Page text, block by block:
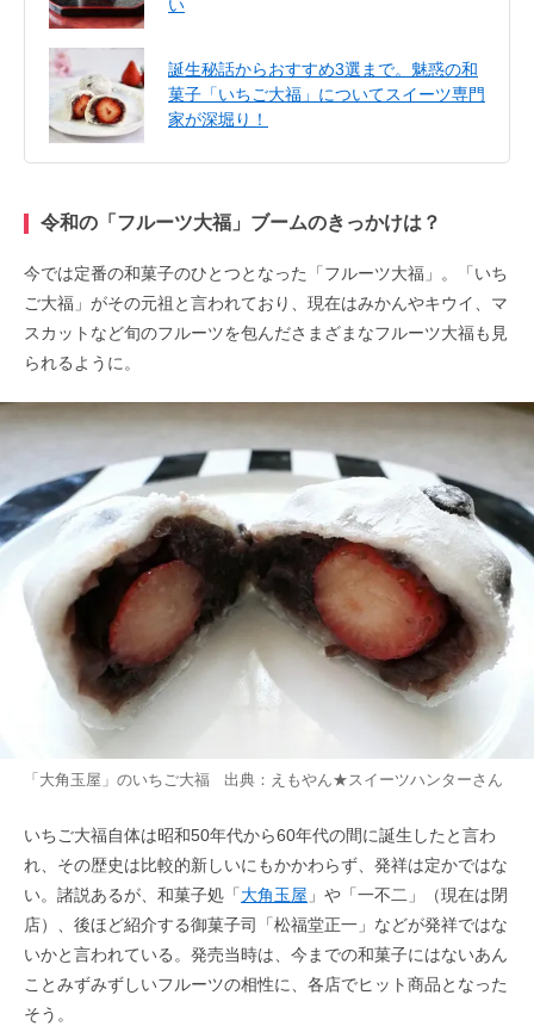
い
誕生秘話からおすすめ3選まで。魅惑の和
菓子「いちご大福」についてスイーツ専門
家が深堀り！
令和の「フルーツ大福」ブームのきっかけは？
今では定番の和菓子のひとつとなった「フルーツ大福」。「いち
ご大福」がその元祖と言われており、現在はみかんやキウイ、マ
スカットなど旬のフルーツを包んださまざまなフルーツ大福も見
られるように。
「大角玉屋」のいちご大福 出典： えもやん★スイーツハンターさん
いちご大福自体は昭和50年代から60年代の間に誕生したと言わ
れ、その歴史は比較的新しいにもかかわらず、発祥は定かではな
い。諸説あるが、和菓子処「大角玉屋 」や「一不二」（現在は閉
店）、後ほど紹介する御菓子司「松福堂正一」などが発祥ではな
いかと言われている。発売当時は、今までの和菓子にはないあん
ことみずみずしいフルーツの相性に、各店でヒット商品となった
そう。